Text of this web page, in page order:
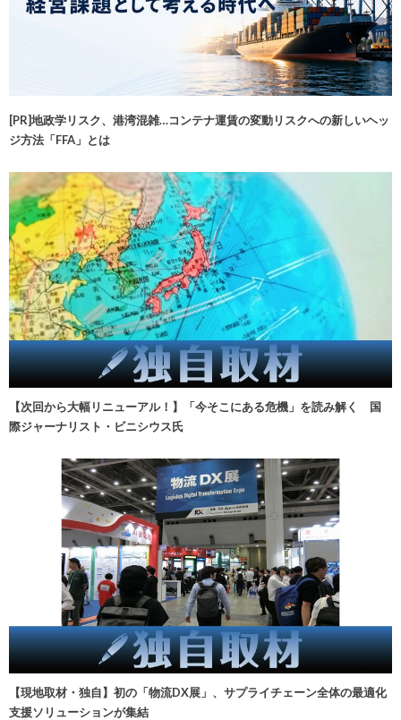
[PR]地政学リスク、港湾混雑…コンテナ運賃の変動リスクへの新しいヘッ
ジ方法「FFA」とは
【次回から大幅リニューアル！】「今そこにある危機」を読み解く 国
際ジャーナリスト・ビニシウス氏
【現地取材・独自】初の「物流DX展」、サプライチェーン全体の最適化
支援ソリューションが集結